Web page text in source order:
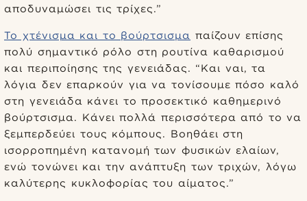
αποδυναμώσει τις τρίχες.”
Το χτένισμα και το βούρτσισμα παίζουν επίσης
πολύ σημαντικό ρόλο στη ρουτίνα καθαρισμού
και περιποίησης της γενειάδας. “Και ναι, τα
λόγια δεν επαρκούν για να τονίσουμε πόσο καλό
στη γενειάδα κάνει το προσεκτικό καθημερινό
βούρτσισμα. Κάνει πολλά περισσότερα από το να
ξεμπερδεύει τους κόμπους. Βοηθάει στη
ισορροπημένη κατανομή των φυσικών ελαίων,
ενώ τονώνει και την ανάπτυξη των τριχών, λόγω
καλύτερης κυκλοφορίας του αίματος.”